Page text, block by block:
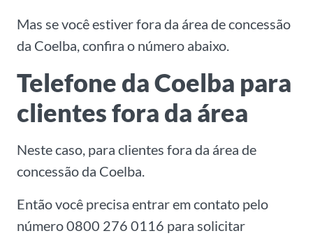
Mas se você estiver fora da área de concessão
da Coelba, confira o número abaixo.
Telefone da Coelba para
clientes fora da área
Neste caso, para clientes fora da área de
concessão da Coelba.
Então você precisa entrar em contato pelo
número 0800 276 0116​ para solicitar